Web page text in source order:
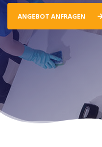
ANGEBOT ANFRAGEN